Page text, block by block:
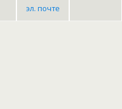
эл. почте